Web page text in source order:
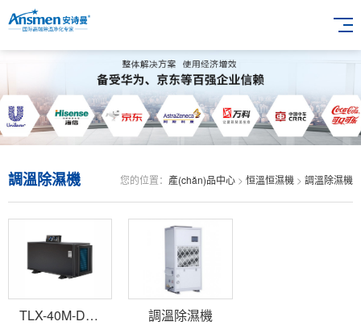
您的位置： 產(chǎn)品中心 > 恒溫恒濕機 > 調溫除濕機
調溫除濕機
TLX-40M-D吊頂管道調溫降溫除濕機 調溫除濕機